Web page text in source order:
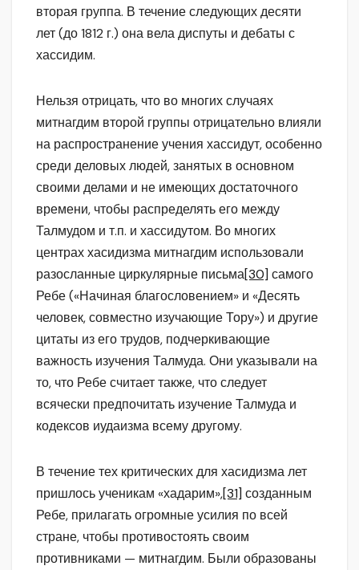
вторая группа. В течение следующих десяти
лет (до 1812 г.) она вела диспуты и дебаты с
хассидим.
Нельзя отрицать, что во многих случаях
митнагдим второй группы отрицательно влияли
на распространение учения хассидут, особенно
среди деловых людей, занятых в основном
своими делами и не имеющих достаточного
времени, чтобы распределять его между
Талмудом и т.п. и хассидутом. Во многих
центрах хасидизма митнагдим использовали
разосланные циркулярные письма[30] самого
Ребе («Начиная благословением» и «Десять
человек, совместно изучающие Тору») и другие
цитаты из его трудов, подчеркивающие
важность изучения Талмуда. Они указывали на
то, что Ребе считает также, что следует
всячески предпочитать изучение Талмуда и
кодексов иудаизма всему другому.
В течение тех критических для хасидизма лет
пришлось ученикам «хадарим»,[31] созданным
Ребе, прилагать огромные усилия по всей
стране, чтобы противостоять своим
противниками — митнагдим. Были образованы